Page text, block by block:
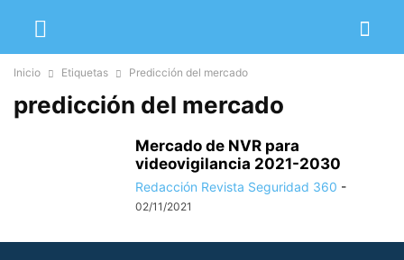
Inicio Etiquetas Predicción del mercado
predicción del mercado
Mercado de NVR para
videovigilancia 2021-2030
Redacción Revista Seguridad 360 -
02/11/2021